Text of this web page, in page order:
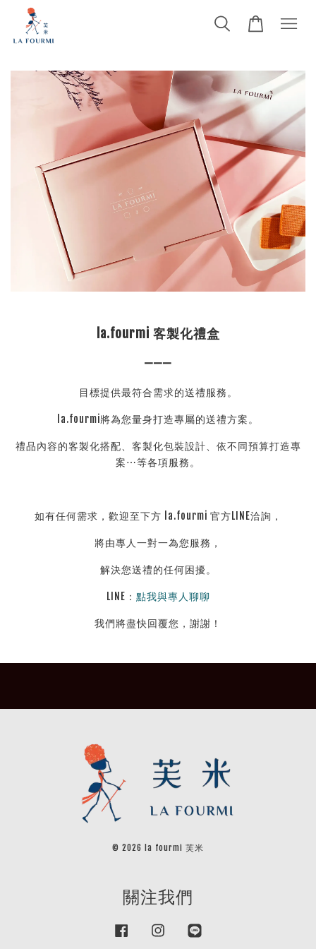
la.fourmi 客製化禮盒
———
目標提供最符合需求的送禮服務。
la.fourmi將為您量身打造專屬的送禮方案。
禮品內容的客製化搭配、客製化包裝設計、依不同預算打造專
案⋯等各項服務。
如有任何需求，歡迎至下方 la.fourmi 官方LINE洽詢，
將由專人一對一為您服務，
解決您送禮的任何困擾。
LINE： 點我與專人聊聊
我們將盡快回覆您，謝謝！
© 2026 la fourmi 芙米
關注我們
Facebook Instagram